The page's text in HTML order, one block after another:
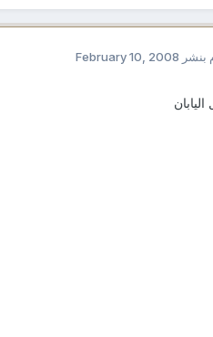
بنشر February 10, 2008
اليابان